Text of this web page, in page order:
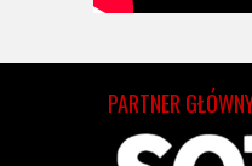
PARTNER